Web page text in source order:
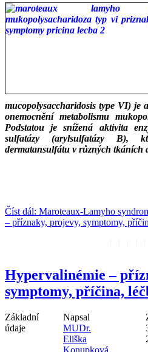
mucopolysaccharidosis type VI) je
onemocnění metabolismu
Podstatou je snížená aktivita
sulfatázy (arylsulfatázy B),
dermatansulfátu v různých tkáních
Číst dál: Maroteaux-Lamyho
– příznaky, projevy, symptomy,
Hypervalinémie –
symptomy, příčina,
Základní
údaje
Napsal
MUDr.
Eliška
Konupková